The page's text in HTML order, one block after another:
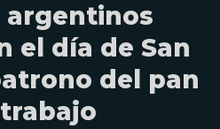
argentinos
el día de San
del pan